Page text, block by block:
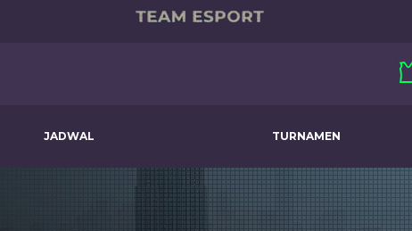
JADWAL TURNAMEN